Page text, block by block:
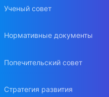
Ученый совет
Нормативные документы
Попечительский совет
Стратегия развития